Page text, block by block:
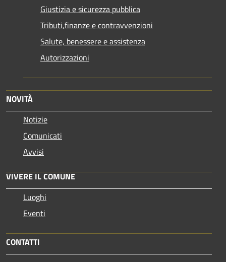
Giustizia e sicurezza pubblica
Tributi,finanze e contravvenzioni
Salute, benessere e assistenza
Autorizzazioni
NOVITÀ
Notizie
Comunicati
Avvisi
VIVERE IL COMUNE
Luoghi
Eventi
CONTATTI